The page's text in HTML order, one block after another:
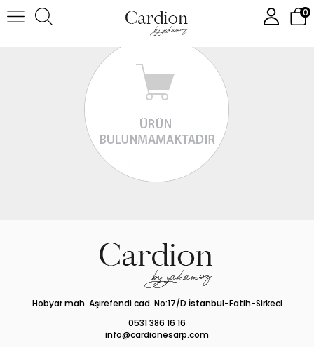
0
Hobyar mah. Aşırefendi cad. No:17/D İstanbul-Fatih-Sirkeci
0531 386 16 16
info@cardionesarp.com